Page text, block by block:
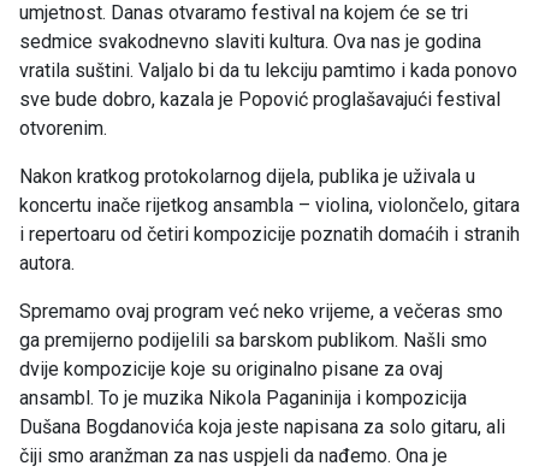
umjetnost. Danas otvaramo festival na kojem će se tri
sedmice svakodnevno slaviti kultura. Ova nas je godina
vratila suštini. Valjalo bi da tu lekciju pamtimo i kada ponovo
sve bude dobro, kazala je Popović proglašavajući festival
otvorenim.
Nakon kratkog protokolarnog dijela, publika je uživala u
koncertu inače rijetkog ansambla – violina, violončelo, gitara
i repertoaru od četiri kompozicije poznatih domaćih i stranih
autora.
Spremamo ovaj program već neko vrijeme, a večeras smo
ga premijerno podijelili sa barskom publikom. Našli smo
dvije kompozicije koje su originalno pisane za ovaj
ansambl. To je muzika Nikola Paganinija i kompozicija
Dušana Bogdanovića koja jeste napisana za solo gitaru, ali
čiji smo aranžman za nas uspjeli da nađemo. Ona je